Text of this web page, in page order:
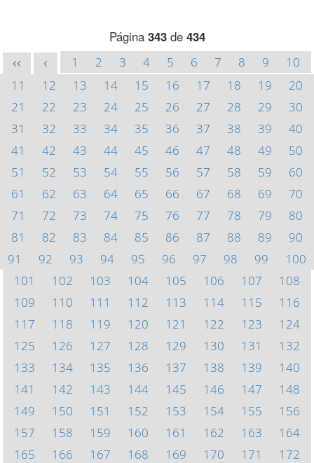
Página 343de 434
<< < 1 2 3 4 5 6 7 8 9
10
11
12 13 14 15 16 17 18 19
20
21
22 23 24 25 26 27 28 29
30
31
32 33 34 35 36 37 38 39
40
41
42 43 44 45 46 47 48 49
50
51
52 53 54 55 56 57 58 59
60
61
62 63 64 65 66 67 68 69
70
71
72 73 74 75 76 77 78 79
80
81
82 83 84 85 86 87 88 89
90
91
92 93 94 95 96 97 98 99
100
101
102 103 104 105 106 107
108
109
110 111 112 113 114 115
116
117
118 119 120 121 122 123
124
125
126 127 128 129 130 131
132
133
134 135 136 137 138 139
140
141
142 143 144 145 146 147
148
149
150 151 152 153 154 155
156
157
158 159 160 161 162 163
164
165
166 167 168 169 170 171
172